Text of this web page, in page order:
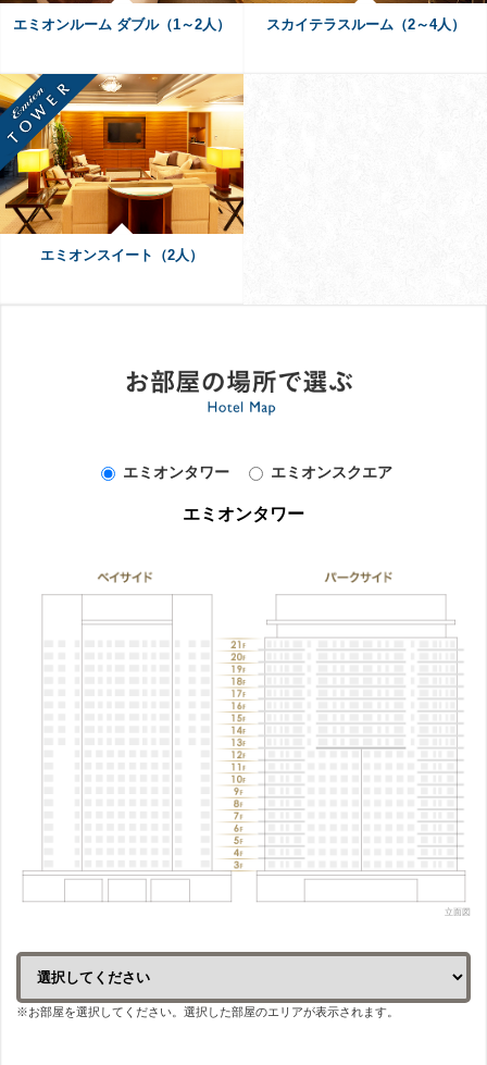
エミオンルーム ダブル（1～2人） スカイテラスルーム（2～4人）
エミオンスイート（2人）
エミオンタワー エミオンスクエア
エミオンタワー
立面図
※お部屋を選択してください。選択した部屋のエリアが表示されます。